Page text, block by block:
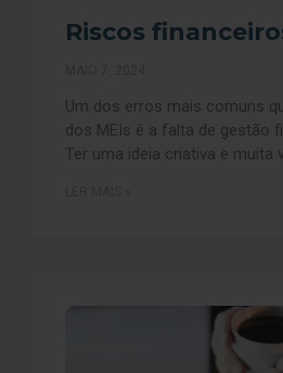
Riscos
Um dos erros mais comuns
dos MEIs é a falta de gestão
Ter uma ideia criativa e muita